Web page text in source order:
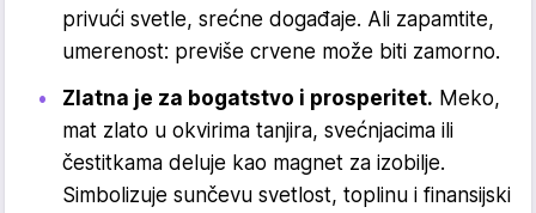
privući svetle, srećne događaje. Ali zapamtite,
umerenost: previše crvene može biti zamorno.
Zlatna je za bogatstvo i prosperitet. Meko,
mat zlato u okvirima tanjira, svećnjacima ili
čestitkama deluje kao magnet za izobilje.
Simbolizuje sunčevu svetlost, toplinu i finansijski